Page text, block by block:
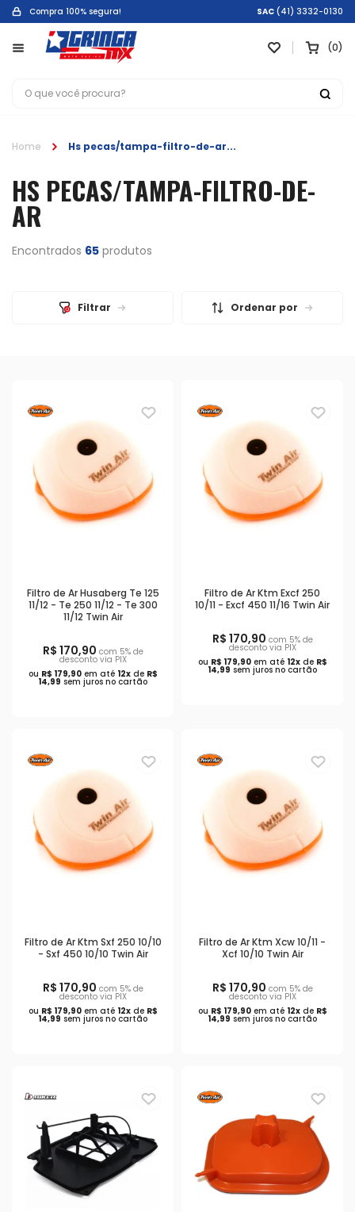
Compra 100% segura! SAC (41) 3332-0130
0
Home Hs pecas/tampa-filtro-de-ar
HS PECAS/TAMPA-FILTRO-DE-
AR
Encontrados 65 produtos
Filtrar Ordenar por
Filtro de Ar Husaberg Te 125
11/12 - Te 250 11/12 - Te 300
11/12 Twin Air
R$ 170,90 com 5% de
desconto via PIX
ou R$ 179,90em até 12xde R$
14,99 sem juros no cartão
Filtro de Ar Ktm Excf 250
10/11 - Excf 450 11/16 Twin Air
R$ 170,90 com 5% de
desconto via PIX
ou R$ 179,90em até 12xde R$
14,99 sem juros no cartão
Filtro de Ar Ktm Sxf 250 10/10
- Sxf 450 10/10 Twin Air
R$ 170,90 com 5% de
desconto via PIX
ou R$ 179,90em até 12xde R$
14,99 sem juros no cartão
Filtro de Ar Ktm Xcw 10/11 -
Xcf 10/10 Twin Air
R$ 170,90 com 5% de
desconto via PIX
ou R$ 179,90em até 12xde R$
14,99 sem juros no cartão